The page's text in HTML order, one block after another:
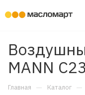
MANN
Главная — Каталог —